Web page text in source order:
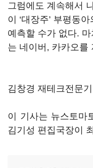
그럼에도 계속해서
이 ‘대장주’ 부평동
예측할 수가 없다.
는 네이버, 카카오를
김창경 재테크전문
이 기사는 뉴스토마
김기성 편집국장이